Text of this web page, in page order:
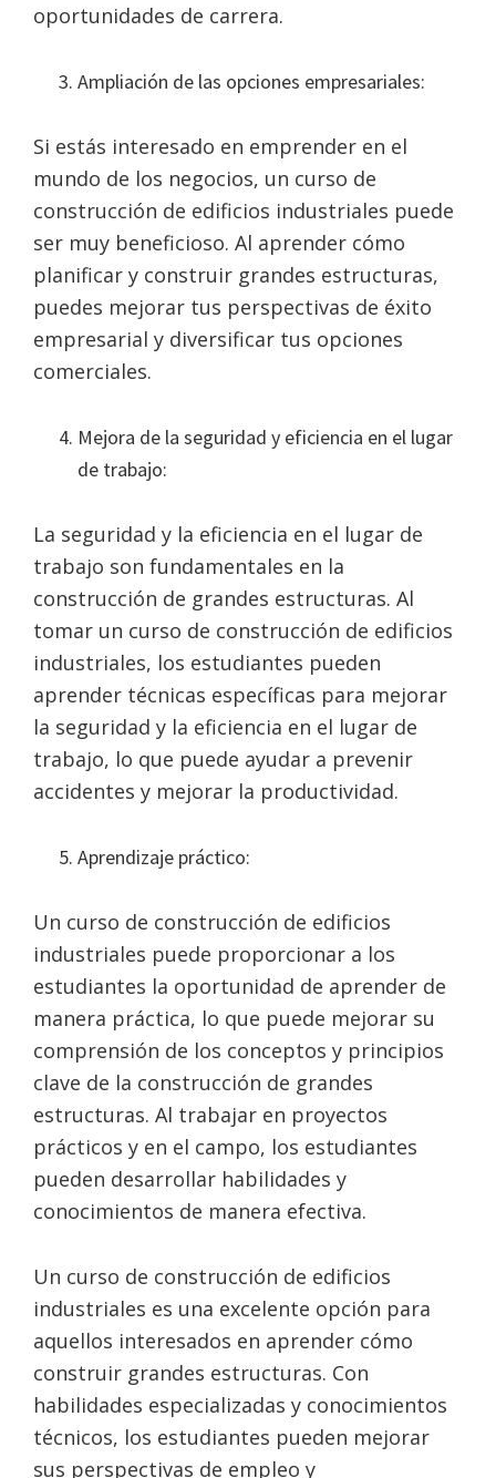
oportunidades de carrera.
Ampliación de las opciones empresariales:
Si estás interesado en emprender en el
mundo de los negocios, un curso de
construcción de edificios industriales puede
ser muy beneficioso. Al aprender cómo
planificar y construir grandes estructuras,
puedes mejorar tus perspectivas de éxito
empresarial y diversificar tus opciones
comerciales.
Mejora de la seguridad y eficiencia en el lugar
de trabajo:
La seguridad y la eficiencia en el lugar de
trabajo son fundamentales en la
construcción de grandes estructuras. Al
tomar un curso de construcción de edificios
industriales, los estudiantes pueden
aprender técnicas específicas para mejorar
la seguridad y la eficiencia en el lugar de
trabajo, lo que puede ayudar a prevenir
accidentes y mejorar la productividad.
Aprendizaje práctico:
Un curso de construcción de edificios
industriales puede proporcionar a los
estudiantes la oportunidad de aprender de
manera práctica, lo que puede mejorar su
comprensión de los conceptos y principios
clave de la construcción de grandes
estructuras. Al trabajar en proyectos
prácticos y en el campo, los estudiantes
pueden desarrollar habilidades y
conocimientos de manera efectiva.
Un curso de construcción de edificios
industriales es una excelente opción para
aquellos interesados en aprender cómo
construir grandes estructuras. Con
habilidades especializadas y conocimientos
técnicos, los estudiantes pueden mejorar
sus perspectivas de empleo y